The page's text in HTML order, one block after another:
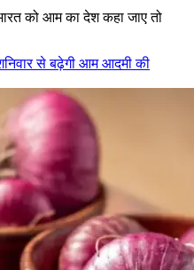
को आम का देश कहा जाए तो
से बढ़ेगी आम आदमी की